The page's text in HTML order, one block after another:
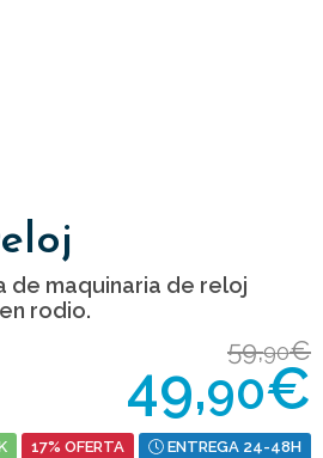
de maquinaria de reloj
rodio.
59,90€
49,90€
17% OFERTA ENTREGA 24-48H